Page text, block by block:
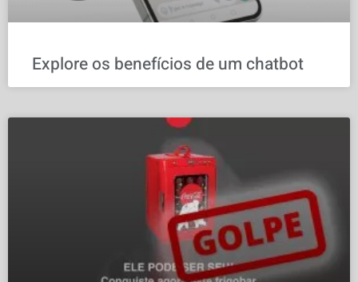
Explore os benefícios de um chatbot